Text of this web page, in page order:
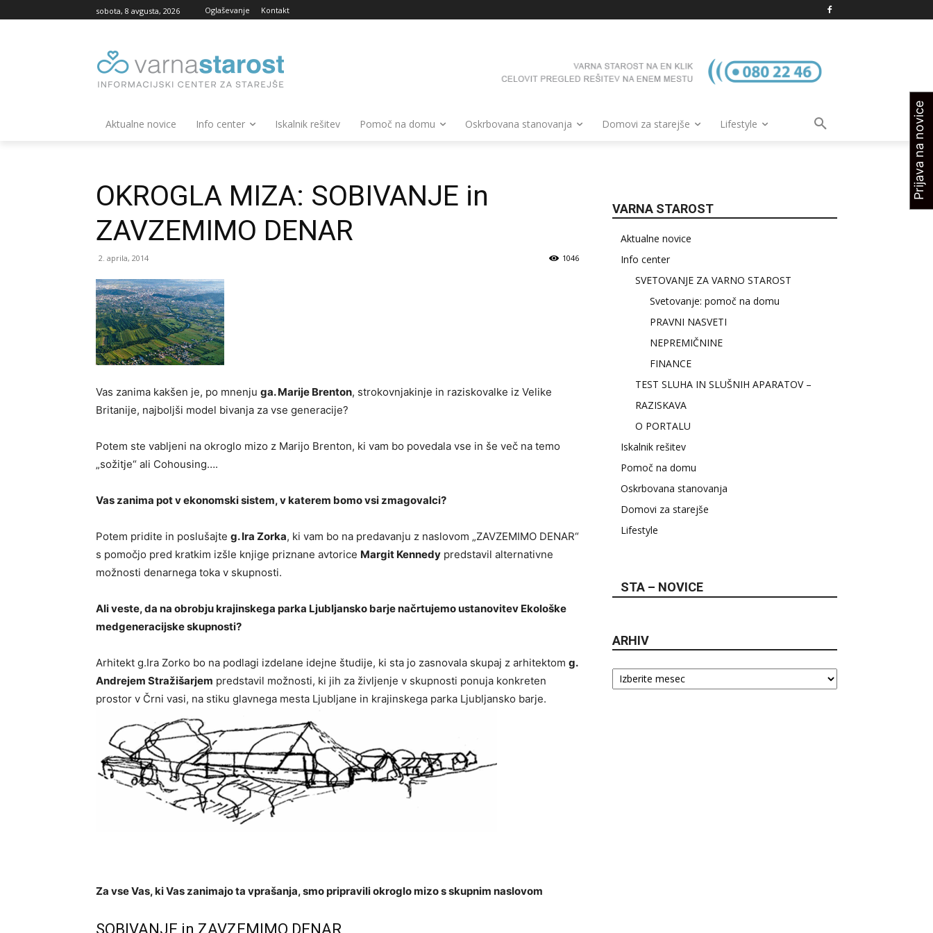
sobota, 8 avgusta, 2026 Oglaševanje Kontakt
Aktualne novice Info center Iskalnik rešitev Pomoč na domu Oskrbovana stanovanja Domovi za starejše Lifestyle
OKROGLA MIZA: SOBIVANJE in
ZAVZEMIMO DENAR
2. aprila, 2014 1046
Vas zanima kakšen je, po mnenju ga. Marije Brenton, strokovnjakinje in raziskovalke iz Velike
Britanije, najboljši model bivanja za vse generacije?
Potem ste vabljeni na okroglo mizo z Marijo Brenton, ki vam bo povedala vse in še več na temo
„sožitje“ ali Cohousing….
Vas zanima pot v ekonomski sistem, v katerem bomo vsi zmagovalci?
Potem pridite in poslušajte g. Ira Zorka, ki vam bo na predavanju z naslovom „ZAVZEMIMO DENAR“
s pomočjo pred kratkim izšle knjige priznane avtorice Margit Kennedy predstavil alternativne
možnosti denarnega toka v skupnosti.
Ali veste, da na obrobju krajinskega parka Ljubljansko barje načrtujemo ustanovitev Ekološke
medgeneracijske skupnosti?
Arhitekt g.Ira Zorko bo na podlagi izdelane idejne študije, ki sta jo zasnovala skupaj z arhitektom g.
Andrejem Stražišarjem predstavil možnosti, ki jih za življenje v skupnosti ponuja konkreten
prostor v Črni vasi, na stiku glavnega mesta Ljubljane in krajinskega parka Ljubljansko barje.
Za vse Vas, ki Vas zanimajo ta vprašanja, smo pripravili okroglo mizo s skupnim naslovom
SOBIVANJE in ZAVZEMIMO DENAR
VARNA STAROST
Aktualne novice
Info center
SVETOVANJE ZA VARNO STAROST
Svetovanje: pomoč na domu
PRAVNI NASVETI
NEPREMIČNINE
FINANCE
TEST SLUHA IN SLUŠNIH APARATOV –
RAZISKAVA
O PORTALU
Iskalnik rešitev
Pomoč na domu
Oskrbovana stanovanja
Domovi za starejše
Lifestyle
STA – NOVICE
ARHIV
Arhiv
Prijava na novice